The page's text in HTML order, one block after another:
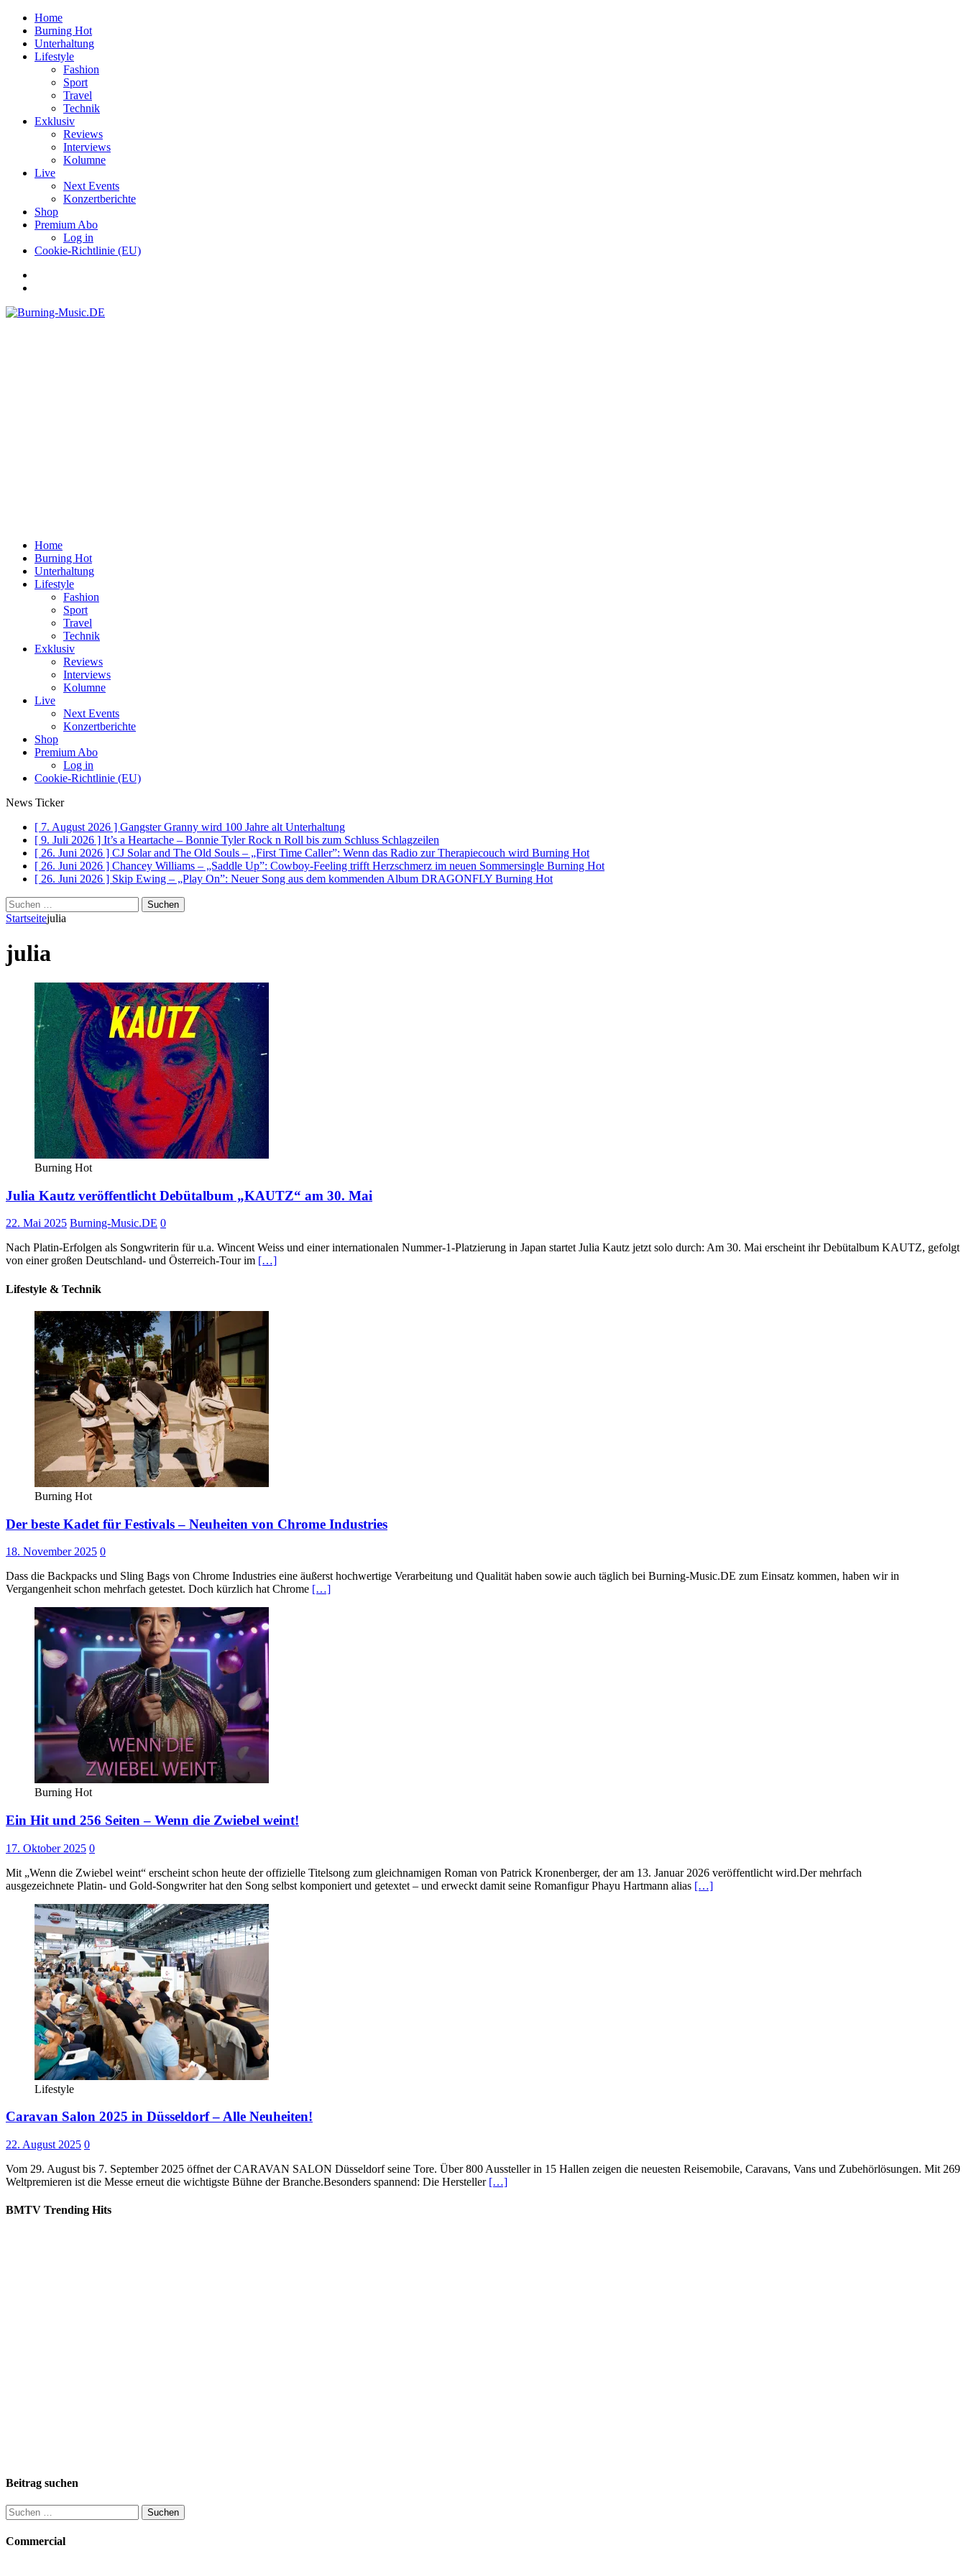
Home
Burning Hot
Unterhaltung
Lifestyle
Fashion
Sport
Travel
Technik
Exklusiv
Reviews
Interviews
Kolumne
Live
Next Events
Konzertberichte
Shop
Premium Abo
Log in
Cookie-Richtlinie (EU)
Home
Burning Hot
Unterhaltung
Lifestyle
Fashion
Sport
Travel
Technik
Exklusiv
Reviews
Interviews
Kolumne
Live
Next Events
Konzertberichte
Shop
Premium Abo
Log in
Cookie-Richtlinie (EU)
News Ticker
[ 7. August 2026 ] Gangster Granny wird 100 Jahre alt Unterhaltung
[ 9. Juli 2026 ] It’s a Heartache – Bonnie Tyler Rock n Roll bis zum Schluss Schlagzeilen
[ 26. Juni 2026 ] CJ Solar and The Old Souls – „First Time Caller”: Wenn das Radio zur Therapiecouch wird Burning Hot
[ 26. Juni 2026 ] Chancey Williams – „Saddle Up”: Cowboy-Feeling trifft Herzschmerz im neuen Sommersingle Burning Hot
[ 26. Juni 2026 ] Skip Ewing – „Play On”: Neuer Song aus dem kommenden Album DRAGONFLY Burning Hot
Suchen
nach:
Startseitejulia
julia
Burning Hot
Julia Kautz veröffentlicht Debütalbum „KAUTZ“ am 30. Mai
22. Mai 2025 Burning-Music.DE 0
Nach Platin-Erfolgen als Songwriterin für u.a. Wincent Weiss und einer internationalen Nummer-1-Platzierung in Japan startet Julia Kautz jetzt solo durch: Am 30. Mai erscheint ihr Debütalbum KAUTZ, gefolgt
von einer großen Deutschland- und Österreich-Tour im […]
Lifestyle & Technik
Burning Hot
Der beste Kadet für Festivals – Neuheiten von Chrome Industries
18. November 2025 0
Dass die Backpacks und Sling Bags von Chrome Industries eine äußerst hochwertige Verarbeitung und Qualität haben sowie auch täglich bei Burning-Music.DE zum Einsatz kommen, haben wir in
Vergangenheit schon mehrfach getestet. Doch kürzlich hat Chrome […]
Burning Hot
Ein Hit und 256 Seiten – Wenn die Zwiebel weint!
17. Oktober 2025 0
Mit „Wenn die Zwiebel weint“ erscheint schon heute der offizielle Titelsong zum gleichnamigen Roman von Patrick Kronenberger, der am 13. Januar 2026 veröffentlicht wird.Der mehrfach
ausgezeichnete Platin- und Gold-Songwriter hat den Song selbst komponiert und getextet – und erweckt damit seine Romanfigur Phayu Hartmann alias […]
Lifestyle
Caravan Salon 2025 in Düsseldorf – Alle Neuheiten!
22. August 2025 0
Vom 29. August bis 7. September 2025 öffnet der CARAVAN SALON Düsseldorf seine Tore. Über 800 Aussteller in 15 Hallen zeigen die neuesten Reisemobile, Caravans, Vans und Zubehörlösungen. Mit 269
Weltpremieren ist die Messe erneut die wichtigste Bühne der Branche.Besonders spannend: Die Hersteller […]
BMTV Trending Hits
Beitrag suchen
Suchen
nach:
Commercial